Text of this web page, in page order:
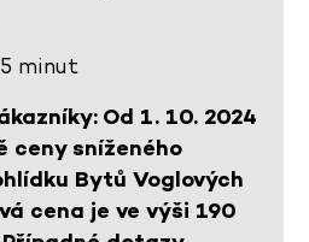
minut
Od 1. 10. 2024
ceny sníženého
Bytů Voglových
cena je ve výši 190